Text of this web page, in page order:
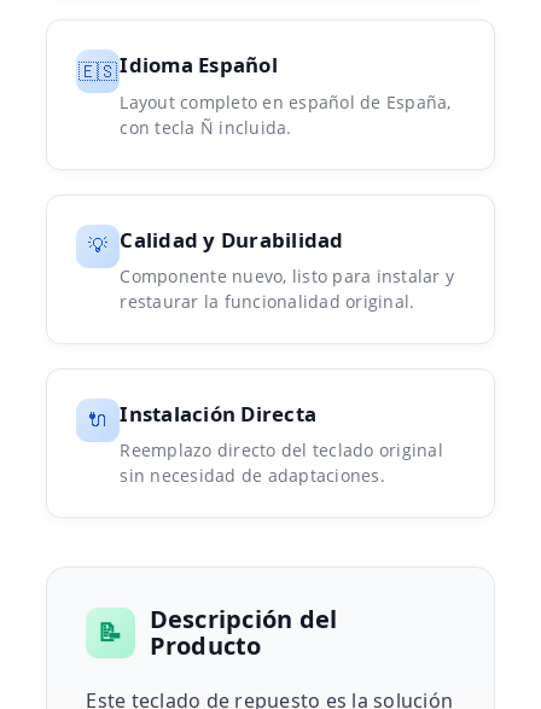
🇪🇸Idioma Español
Layout completo en español de España,
con tecla Ñ incluida.
💡 Calidad y Durabilidad
Componente nuevo, listo para instalar y
restaurar la funcionalidad original.
🔌 Instalación Directa
Reemplazo directo del teclado original
sin necesidad de adaptaciones.
📝
Descripción del
Producto
Este teclado de repuesto es la solución